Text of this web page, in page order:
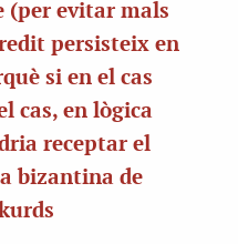
(per evitar mals
persisteix en
si en el cas
cas, en lògica
receptar el
bizantina de